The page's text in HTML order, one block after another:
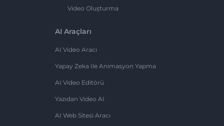
Video Oluşturma
AI Araçları
AI Video Aracı
Yapay Zeka Ile Animasyon Yapma
AI Video Editörü
Yazıdan Video AI
AI Web Sitesi Aracı